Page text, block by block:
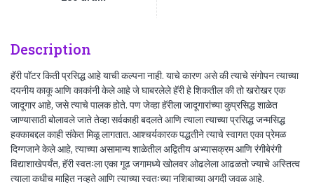
Description
हॅरी पॉटर किती प्रसिद्ध आहे याची कल्पना नाही. याचे कारण असे की त्याचे संगोपन त्याच्या
दयनीय काकू आणि काकांनी केले आहे जे घाबरलेले हॅरी हे शिकतील की तो खरोखर एक
जादूगार आहे, जसे त्याचे पालक होते. पण जेव्हा हॅरीला जादूगारांच्या कुप्रसिद्ध शाळेत
जाण्यासाठी बोलावले जाते तेव्हा सर्वकाही बदलते आणि त्याला त्याच्या प्रसिद्ध जन्मसिद्ध
हक्काबद्दल काही संकेत मिळू लागतात. आश्चर्यकारक पद्धतीने त्याचे स्वागत एका प्रेमळ
दिग्गजाने केले आहे, त्याच्या असामान्य शाळेतील अद्वितीय अभ्यासक्रम आणि रंगीबेरंगी
विद्याशाखेपर्यंत, हॅरी स्वतःला एका गूढ जगामध्ये खोलवर ओढलेला आढळतो ज्याचे अस्तित्व
त्याला कधीच माहित नव्हते आणि त्याच्या स्वतःच्या नशिबाच्या अगदी जवळ आहे.